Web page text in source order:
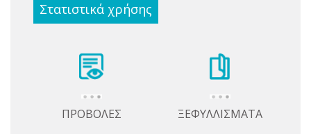
Στατιστικά χρήσης
ΠΡΟΒΟΛΕΣ ΞΕΦΥΛΛΙΣΜΑΤΑ